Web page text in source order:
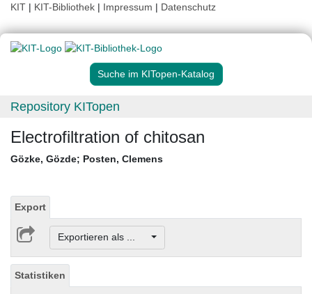
KIT | KIT-Bibliothek | Impressum | Datenschutz
Suche im KITopen-Katalog
Repository KITopen
Electrofiltration of chitosan
Gözke, Gözde; Posten, Clemens
Export
Exportieren als ...
Statistiken